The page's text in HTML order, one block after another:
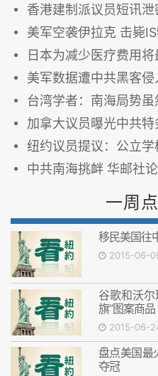
香港建制派议员短讯泄
美军空袭伊拉克 击毙
日本为减少医疗费用
美军数据遭中共黑客侵入
台湾学者：南海局势
加拿大议员曝光中共
纽约议员提议：公立
中共南海挑衅 华邮社
一周
移民美国往
2015-06-
谷歌和沃
旗”图案商品
2015-06-
盘点美国最
夺冠